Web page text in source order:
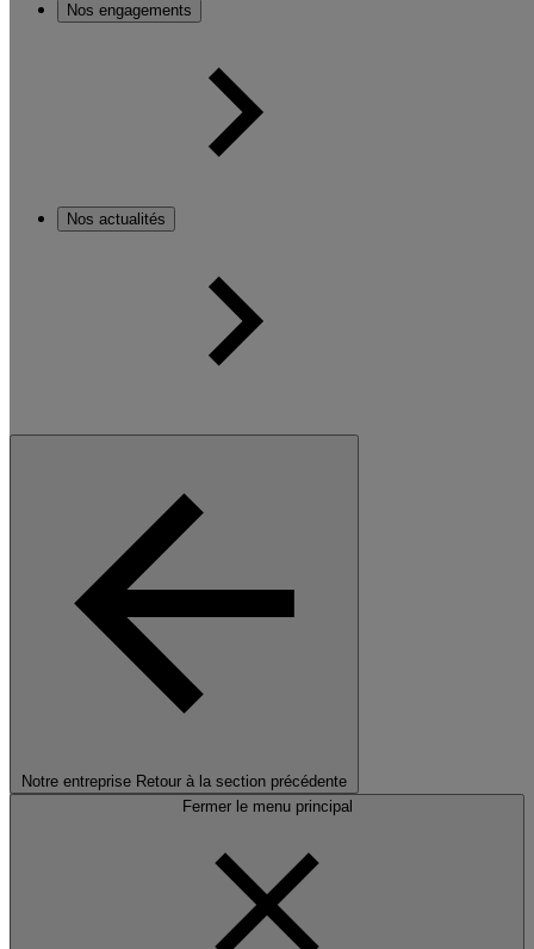
Nos engagements
Nos actualités
Notre entreprise Retour à la section précédente
Fermer le menu principal